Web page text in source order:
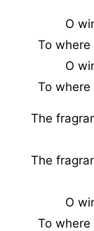
O
To
O
To
The
The
O
To